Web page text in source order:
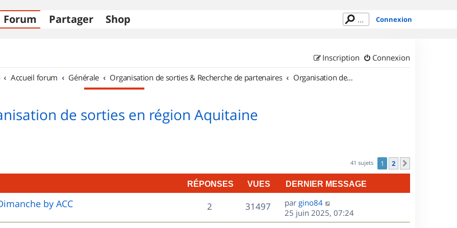
Forum Partager Shop Connexion
Connexion
Inscription
Accueil forum Générale Organisation de sorties & Recherche de partenaires Organisation de sorties en région Aquitaine
de sorties en région Aquitaine
41 sujets 1 2
RÉPONSES VUES DERNIER MESSAGE
by ACC 2R
é
31497V
u
D
e
r
par gino84
25 juin 2025, 07:24